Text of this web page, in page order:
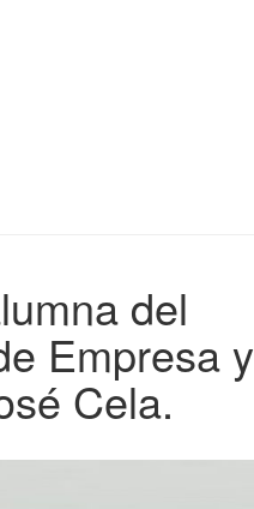
del
Empresa y
Cela.